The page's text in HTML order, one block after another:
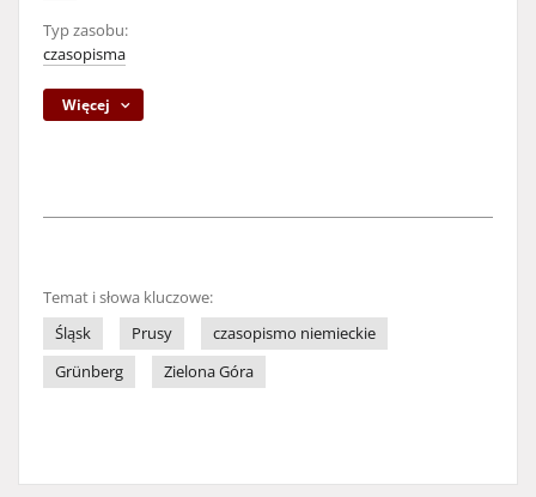
Typ zasobu:
czasopisma
Więcej
Temat i słowa kluczowe:
Śląsk
Prusy
czasopismo niemieckie
Grünberg
Zielona Góra